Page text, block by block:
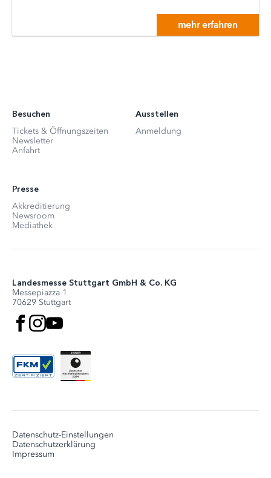
mehr erfahren
Besuchen
Tickets & Öffnungszeiten
Newsletter
Anfahrt
Ausstellen
Anmeldung
Presse
Akkreditierung
Newsroom
Mediathek
Landesmesse Stuttgart GmbH & Co. KG
Messepiazza 1
70629 Stuttgart
Datenschutz-Einstellungen
Datenschutzerklärung
Impressum